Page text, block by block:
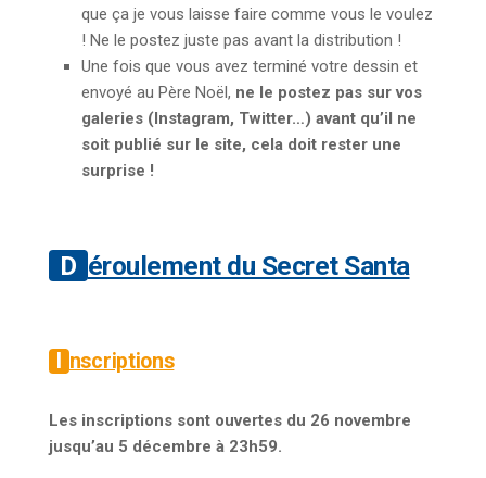
que ça je vous laisse faire comme vous le voulez
! Ne le postez juste pas avant la distribution !
Une fois que vous avez terminé votre dessin et
envoyé au Père Noël, ne le postez pas sur vos
galeries (Instagram, Twitter…) avant qu’il ne
soit publié sur le site, cela doit rester une
surprise !
Déroulement du Secret Santa
Inscriptions
Les inscriptions sont ouvertes du 26 novembre
jusqu’au 5 décembre à 23h59.